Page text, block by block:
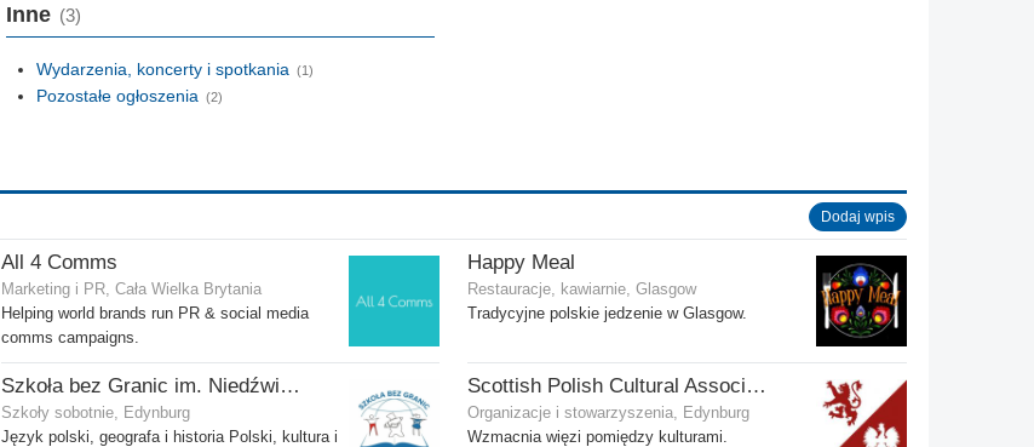
Inne (3)
Wydarzenia, koncerty i spotkania (1)
Pozostałe ogłoszenia (2)
Dodaj wpis
All 4 Comms
Marketing i PR, Cała Wielka Brytania
Helping world brands run PR & social media
comms campaigns.
Happy Meal
Restauracje, kawiarnie, Glasgow
Tradycyjne polskie jedzenie w Glasgow.
Szkoła bez Granic im. Niedźwiedzia Wojtka
Szkoły sobotnie, Edynburg
Język polski, geografa i historia Polski, kultura i
Scottish Polish Cultural Association
Organizacje i stowarzyszenia, Edynburg
Wzmacnia więzi pomiędzy kulturami.